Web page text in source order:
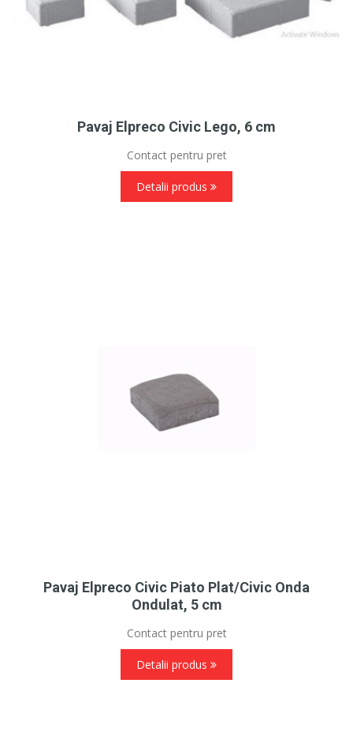
Pavaj Elpreco Civic Lego, 6 cm
Contact pentru pret
Detalii produs
Pavaj Elpreco Civic Piato Plat/Civic Onda
Ondulat, 5 cm
Contact pentru pret
Detalii produs